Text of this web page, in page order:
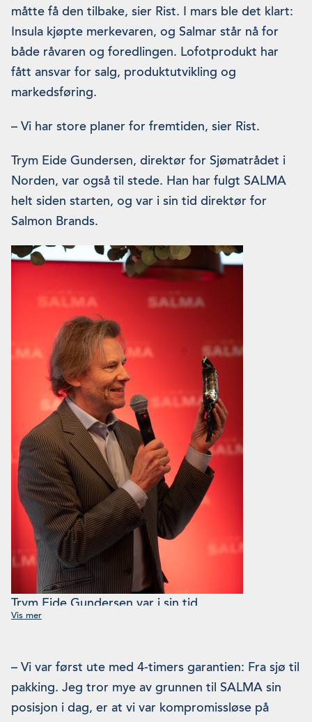
måtte få den tilbake, sier Rist. I mars ble det klart:
Insula kjøpte merkevaren, og Salmar står nå for
både råvaren og foredlingen. Lofotprodukt har
fått ansvar for salg, produktutvikling og
markedsføring.
– Vi har store planer for fremtiden, sier Rist.
Trym Eide Gundersen, direktør for Sjømatrådet i
Norden, var også til stede. Han har fulgt SALMA
helt siden starten, og var i sin tid direktør for
Salmon Brands.
Trym Eide Gundersen var i sin tid
direktør i Salmon Brands. I dag er han
(Foto: Haakon Hoseth)
– Vi var først ute med 4-timers garantien: Fra sjø til
pakking. Jeg tror mye av grunnen til SALMA sin
posisjon i dag, er at vi var kompromissløse på